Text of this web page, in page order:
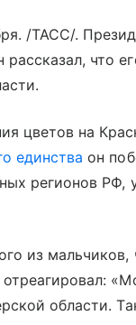
/ТАСС/.
что
цветов на
единства он
регионов РФ,
из мальчиков,
области.